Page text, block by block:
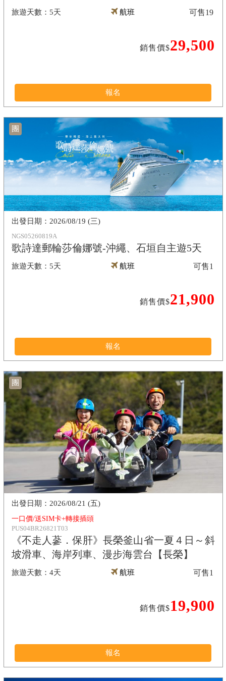
5天 航班
銷售價$29,500
可售19
報名
團
NGS05260819A
歌詩達郵輪莎倫娜號-沖繩、石垣自主遊5天
5天
2026/08/19 (三)
航班
銷售價$21,900
可售1
報名
團
一口價/送SIM卡+轉接插頭
PUS04BR26821T03
《不走人蔘．保肝》長榮釜山省一夏４日～斜
坡滑車、海岸列車、漫步海雲台【長榮】
4天
2026/08/21 (五)
航班
銷售價$19,900
可售1
報名